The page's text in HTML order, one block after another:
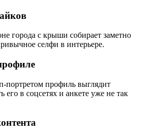
города с крыши собирает заметно
селфи в интерьере.
портретом профиль выглядит
его в соцсетях и анкете уже не так